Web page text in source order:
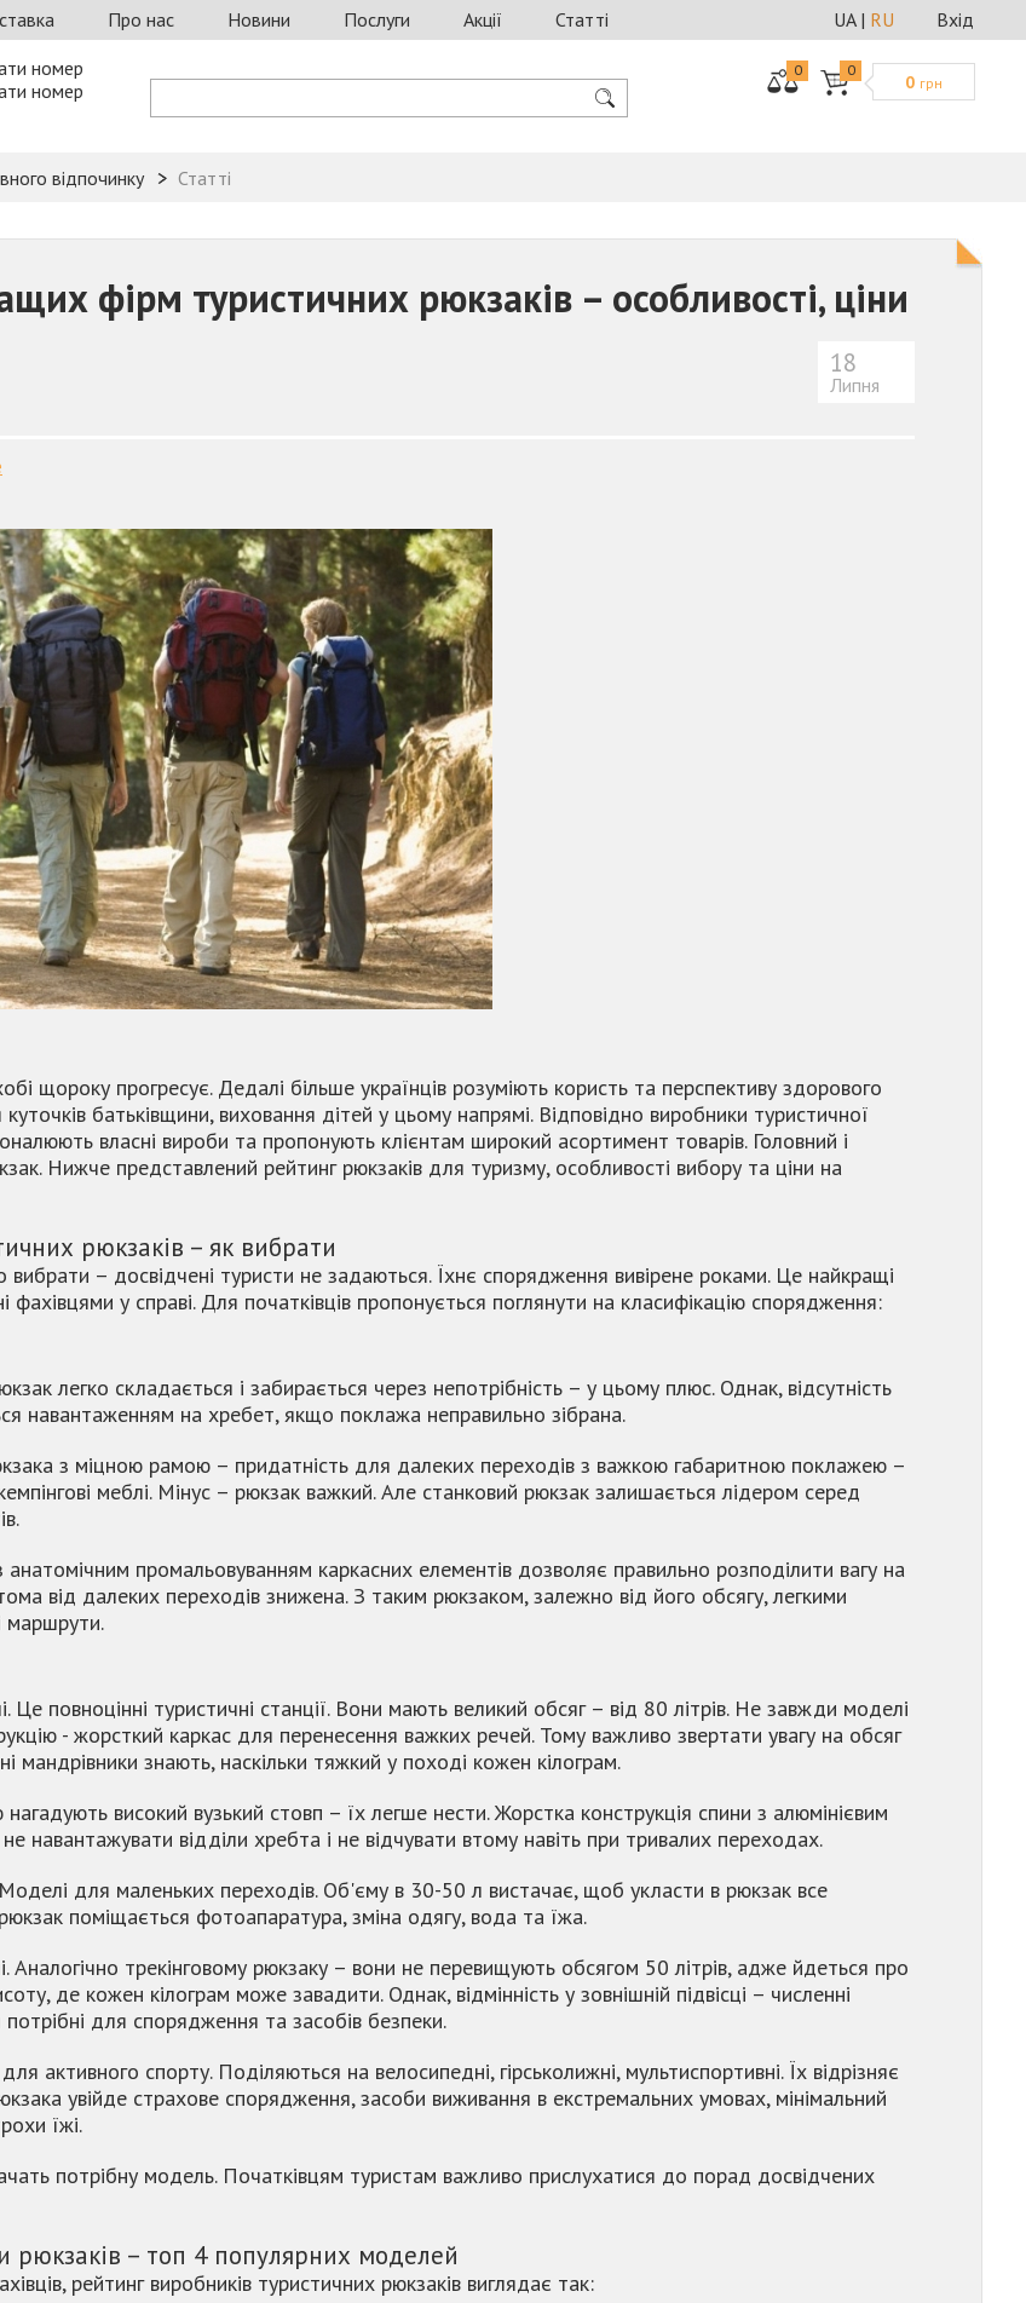
Про нас Новини Послуги Акції Статті Вхід
UA| RU
номер
номер
0 0
0 грн
відпочинку Статті
фірм туристичних рюкзаків – особливості, ціни
18
Липня
щороку прогресує. Дедалі більше українців розуміють користь та перспективу здорового
батьківщини, виховання дітей у цьому напрямі. Відповідно виробники туристичної
власні вироби та пропонують клієнтам широкий асортимент товарів. Головний і
Нижче представлений рейтинг рюкзаків для туризму, особливості вибору та ціни на
рюкзаків – як вибрати
– досвідчені туристи не задаються. Їхнє спорядження вивірене роками. Це найкращі
фахівцями у справі. Для початківців пропонується поглянути на класифікацію спорядження:
легко складається і забирається через непотрібність – у цьому плюс. Однак, відсутність
навантаженням на хребет, якщо поклажа неправильно зібрана.
з міцною рамою – придатність для далеких переходів з важкою габаритною поклажею –
меблі. Мінус – рюкзак важкий. Але станковий рюкзак залишається лідером серед
анатомічним промальовуванням каркасних елементів дозволяє правильно розподілити вагу на
від далеких переходів знижена. З таким рюкзаком, залежно від його обсягу, легкими
маршрути.
Це повноцінні туристичні станції. Вони мають великий обсяг – від 80 літрів. Не завжди моделі
- жорсткий каркас для перенесення важких речей. Тому важливо звертати увагу на обсяг
мандрівники знають, наскільки тяжкий у поході кожен кілограм.
високий вузький стовп – їх легше нести. Жорстка конструкція спини з алюмінієвим
навантажувати відділи хребта і не відчувати втому навіть при тривалих переходах.
Моделі для маленьких переходів. Об'єму в 30-50 л вистачає, щоб укласти в рюкзак все
поміщається фотоапаратура, зміна одягу, вода та їжа.
Аналогічно трекінговому рюкзаку – вони не перевищують обсягом 50 літрів, адже йдеться про
де кожен кілограм може завадити. Однак, відмінність у зовнішній підвісці – численні
потрібні для спорядження та засобів безпеки.
активного спорту. Поділяються на велосипедні, гірськолижні, мультиспортивні. Їх відрізняє
увійде страхове спорядження, засоби виживання в екстремальних умовах, мінімальний
їжі.
потрібну модель. Початківцям туристам важливо прислухатися до порад досвідчених
рюкзаків – топ 4 популярних моделей
рейтинг виробників туристичних рюкзаків виглядає так: